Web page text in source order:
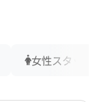
女性スタッフ